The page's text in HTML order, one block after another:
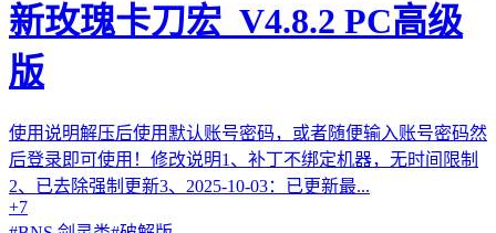
新玫瑰卡刀宏_V4.8.2 PC高级
版
使用说明解压后使用默认账号密码，或者随便输入账号密码然
后登录即可使用！修改说明1、补丁不绑定机器，无时间限制
2、已去除强制更新3、2025-10-03：已更新最...
+7